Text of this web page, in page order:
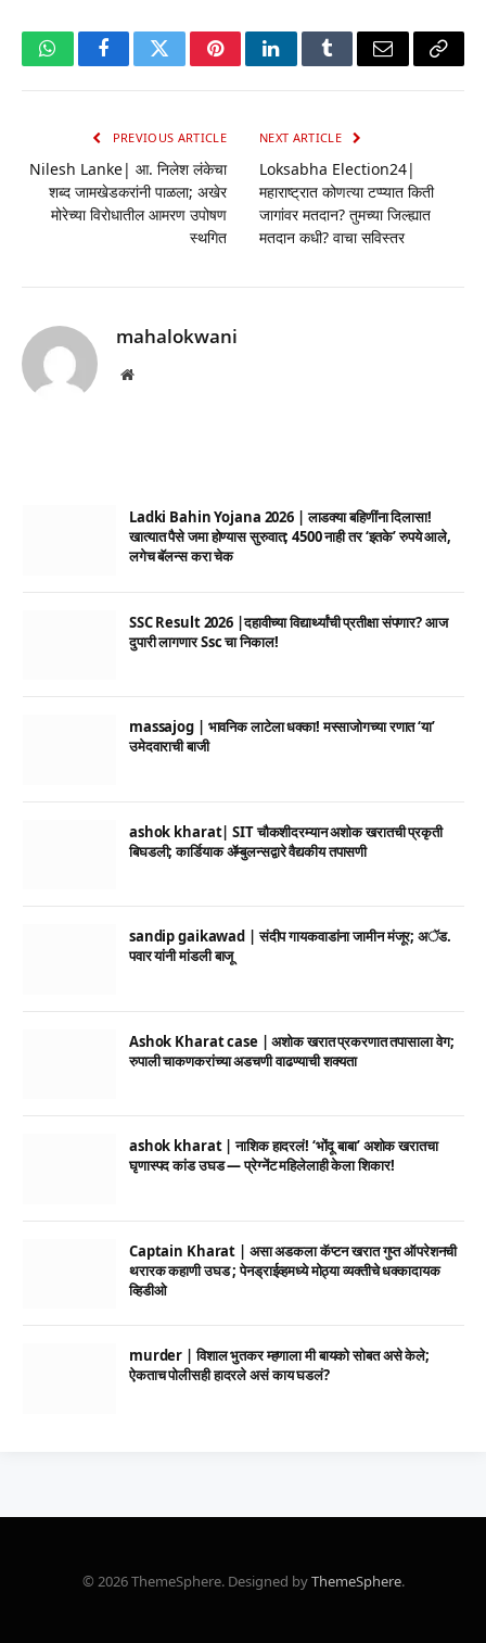
WhatsAppFacebookTwitterPinterestLinkedInTumblrEmail Copy
PREVIOUS ARTICLE
Nilesh Lanke| आ. निलेश लंकेचा
शब्द जामखेडकरांनी पाळला; अखेर
मोरेच्या विरोधातील आमरण उपोषण
स्थगित
NEXT ARTICLE
Loksabha Election24|
महाराष्ट्रात कोणत्या टप्प्यात किती
जागांवर मतदान? तुमच्या जिल्ह्यात
मतदान कधी? वाचा सविस्तर
mahalokwani
Website
Ladki Bahin Yojana 2026 | लाडक्या बहिणींना दिलासा!
खात्यात पैसे जमा होण्यास सुरुवात; 4500 नाही तर ‘इतके’ रुपये आले,
लगेच बॅलन्स करा चेक
SSC Result 2026 |दहावीच्या विद्यार्थ्यांची प्रतीक्षा संपणार? आज
दुपारी लागणार Ssc चा निकाल!
massajog | भावनिक लाटेला धक्का! मस्साजोगच्या रणात ‘या’
उमेदवाराची बाजी
ashok kharat| SIT चौकशीदरम्यान अशोक खरातची प्रकृती
बिघडली; कार्डियाक ॲम्बुलन्सद्वारे वैद्यकीय तपासणी
sandip gaikawad | संदीप गायकवाडांना जामीन मंजूर; अॅड.
पवार यांनी मांडली बाजू
Ashok Kharat case | अशोक खरात प्रकरणात तपासाला वेग;
रुपाली चाकणकरांच्या अडचणी वाढण्याची शक्यता
ashok kharat | नाशिक हादरलं! ‘भोंदू बाबा’ अशोक खरातचा
घृणास्पद कांड उघड — प्रेग्नेंट महिलेलाही केला शिकार!
Captain Kharat | असा अडकला कॅप्टन खरात गुप्त ऑपरेशनची
थरारक कहाणी उघड ; पेनड्राईव्हमध्ये मोठ्या व्यक्तीचे धक्कादायक
व्हिडीओ
murder | विशाल भुतकर म्हणाला मी बायको सोबत असे केले;
ऐकताच पोलीसही हादरले असं काय घडलं?
© 2026 ThemeSphere. Designed byThemeSphere.